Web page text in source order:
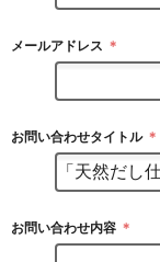
メールアドレス ＊
お問い合わせタイトル ＊
お問い合わせ内容 ＊